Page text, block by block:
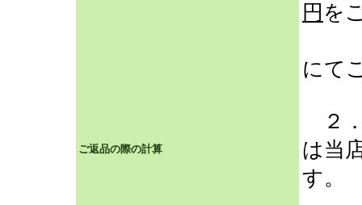
ご返品の際の計算
円 を
にて
２
は当
す。